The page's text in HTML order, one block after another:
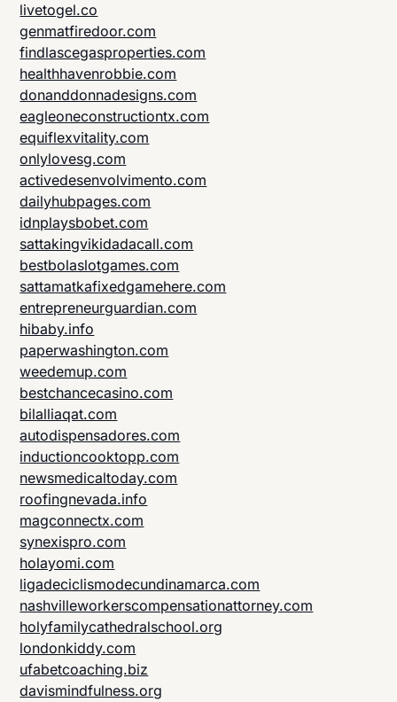
livetogel.co
genmatfiredoor.com
findlascegasproperties.com
healthhavenrobbie.com
donanddonnadesigns.com
eagleoneconstructiontx.com
equiflexvitality.com
onlylovesg.com
activedesenvolvimento.com
dailyhubpages.com
idnplaysbobet.com
sattakingvikidadacall.com
bestbolaslotgames.com
sattamatkafixedgamehere.com
entrepreneurguardian.com
hibaby.info
paperwashington.com
weedemup.com
bestchancecasino.com
bilalliaqat.com
autodispensadores.com
inductioncooktopp.com
newsmedicaltoday.com
roofingnevada.info
magconnectx.com
synexispro.com
holayomi.com
ligadeciclismodecundinamarca.com
nashvilleworkerscompensationattorney.com
holyfamilycathedralschool.org
londonkiddy.com
ufabetcoaching.biz
davismindfulness.org